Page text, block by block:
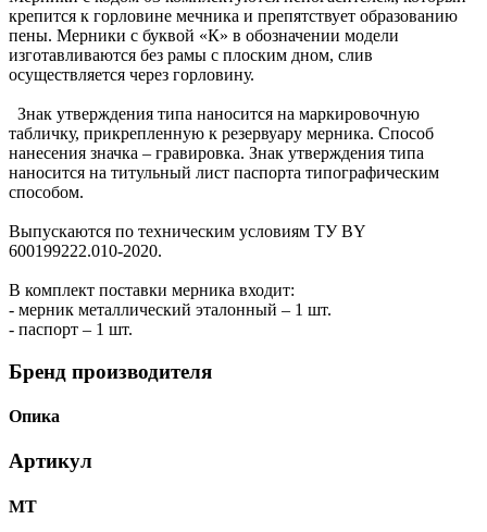
крепится к горловине мечника и препятствует образованию
пены. Мерники с буквой «К» в обозначении модели
изготавливаются без рамы с плоским дном, слив
осуществляется через горловину.
Знак утверждения типа наносится на маркировочную
табличку, прикрепленную к резервуару мерника. Способ
нанесения значка – гравировка. Знак утверждения типа
наносится на титульный лист паспорта типографическим
способом.
Выпускаются по техническим условиям ТУ BY
600199222.010-2020.
В комплект поставки мерника входит:
- мерник металлический эталонный – 1 шт.
- паспорт – 1 шт.
Бренд производителя
Опика
Артикул
МТ